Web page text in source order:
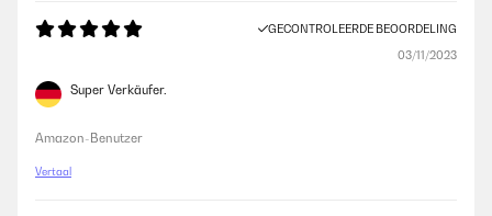
GECONTROLEERDE BEOORDELING
03/11/2023
Super Verkäufer.
Amazon-Benutzer
Vertaal